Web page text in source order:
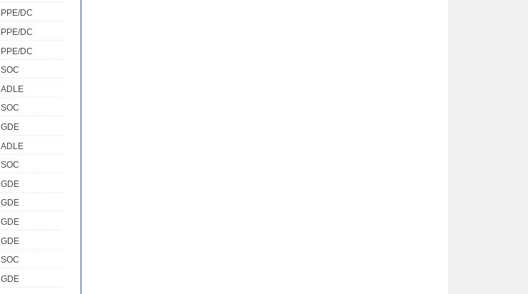
PPE/DC
PPE/DC
PPE/DC
SOC
ADLE
SOC
GDE
ADLE
SOC
GDE
GDE
GDE
GDE
SOC
GDE